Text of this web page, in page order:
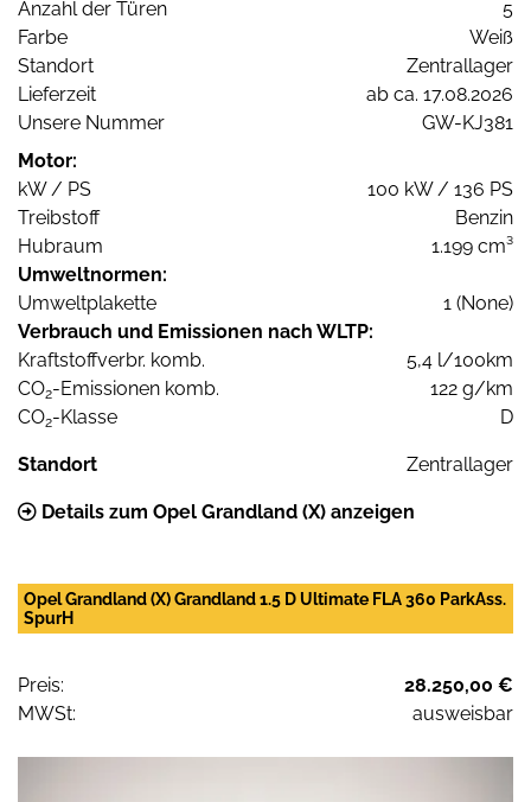
Anzahl der Türen
5
Farbe
Weiß
Standort
Zentrallager
Lieferzeit
ab ca. 17.08.2026
Unsere Nummer
GW-KJ381
Motor:
kW / PS
100 kW / 136 PS
Treibstoff
Benzin
Hubraum
1.199 cm³
Umweltnormen:
Umweltplakette
1 (None)
Verbrauch und Emissionen nach WLTP:
Kraftstoffverbr. komb.
5,4 l/100km
CO2-Emissionen komb.
122 g/km
CO2-Klasse D
Standort Zentrallager
Details zum Opel Grandland (X) anzeigen
Opel Grandland (X) Grandland 1.5 D Ultimate FLA 360 ParkAss.
SpurH
Preis:
28.250,00 €
MWSt:
ausweisbar